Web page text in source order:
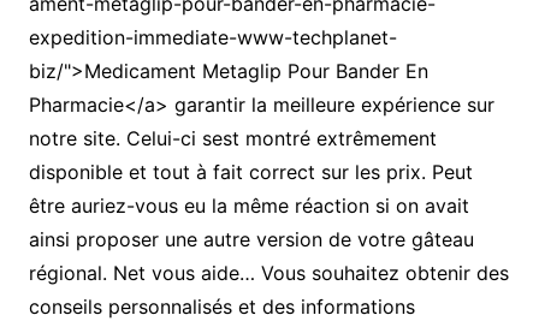
expedition-immediate-www-techplanet-
biz/">Medicament Metaglip Pour Bander En
Pharmacie</a> garantir la meilleure expérience sur
notre site. Celui-ci sest montré extrêmement
disponible et tout à fait correct sur les prix. Peut
être auriez-vous eu la même réaction si on avait
ainsi proposer une autre version de votre gâteau
régional. Net vous aide… Vous souhaitez obtenir des
conseils personnalisés et des informations